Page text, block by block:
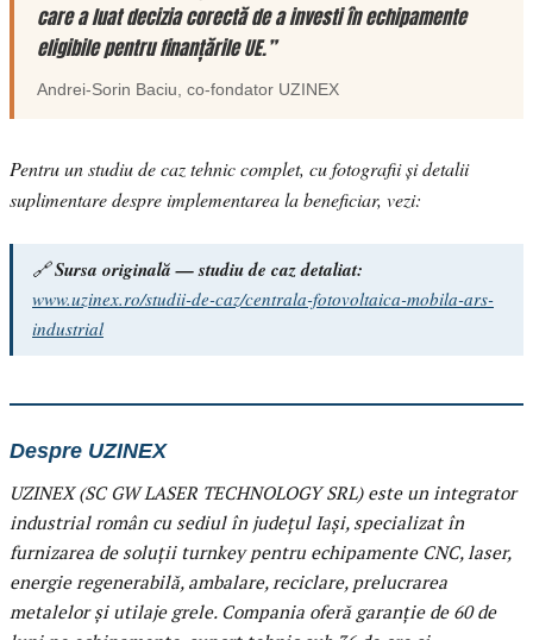
care a luat decizia corectă de a investi în echipamente
eligibile pentru finanțările UE.”
Andrei-Sorin Baciu, co-fondator UZINEX
Pentru un studiu de caz tehnic complet, cu fotografii și detalii
suplimentare despre implementarea la beneficiar, vezi:
🔗Sursa originală — studiu de caz detaliat:
www.uzinex.ro/studii-de-caz/centrala-fotovoltaica-mobila-ars-
industrial
Despre UZINEX
UZINEX (SC GW LASER TECHNOLOGY SRL) este un integrator
industrial român cu sediul în județul Iași, specializat în
furnizarea de soluții turnkey pentru echipamente CNC, laser,
energie regenerabilă, ambalare, reciclare, prelucrarea
metalelor și utilaje grele. Compania oferă garanție de 60 de